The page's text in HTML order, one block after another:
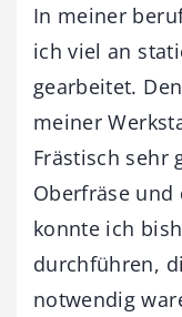
In meiner
ich viel an
gearbeitet.
meiner
Frästisch sehr
Oberfräse und
konnte ich
durchführen,
notwendig